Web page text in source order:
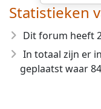
Statistieken
Dit forum heeft
In totaal zijn er
geplaatst waar